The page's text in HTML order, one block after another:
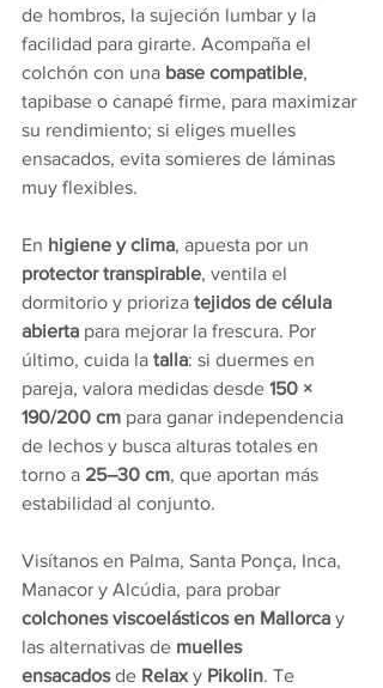
de hombros, la sujeción lumbar y la
facilidad para girarte. Acompaña el
colchón con una base compatible,
tapibase o canapé firme, para maximizar
su rendimiento; si eliges muelles
ensacados, evita somieres de láminas
muy flexibles.
En higiene y clima, apuesta por un
protector transpirable, ventila el
dormitorio y prioriza tejidos de célula
abierta para mejorar la frescura. Por
último, cuida la talla: si duermes en
pareja, valora medidas desde 150 ×
190/200 cm para ganar independencia
de lechos y busca alturas totales en
torno a 25–30 cm, que aportan más
estabilidad al conjunto.
Visítanos en Palma, Santa Ponça, Inca,
Manacor y Alcúdia, para probar
colchones viscoelásticos en Mallorca y
las alternativas de muelles
ensacados de Relax y Pikolin. Te